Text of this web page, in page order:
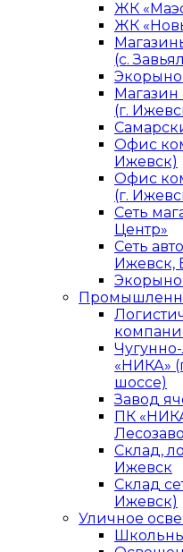
ЖК
ЖК
(с.
(г.
Офис
Ижевск)
Офис
(г.
Сеть
Центр»
Сеть
Ижевск,
«НИКА»
шоссе)
Завод
ПК
Склад,
Ижевск
Склад
Ижевск)
Уличное